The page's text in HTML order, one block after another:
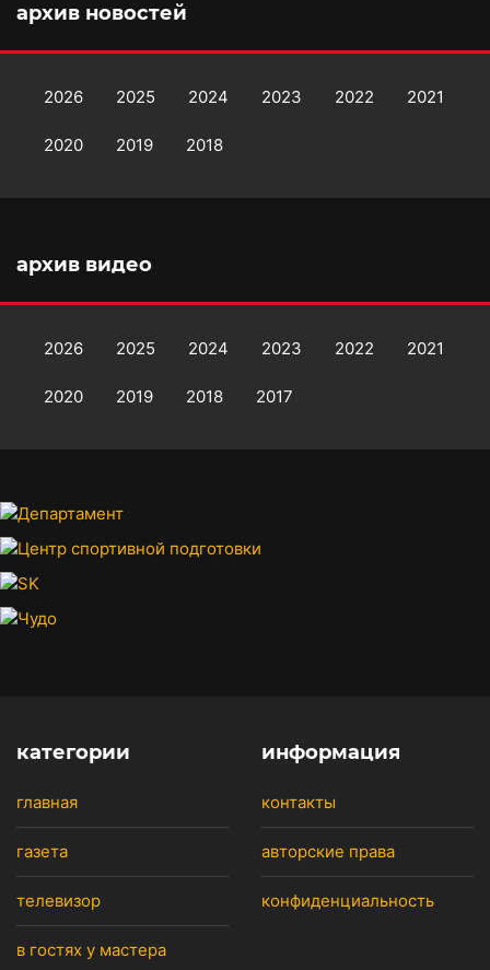
архив новостей
2026 2025 2024 2023 2022 2021
2020 2019 2018
архив видео
2026 2025 2024 2023 2022 2021
2020 2019 2018 2017
категории
главная
газета
телевизор
в гостях у мастера
информация
контакты
авторские права
конфиденциальность